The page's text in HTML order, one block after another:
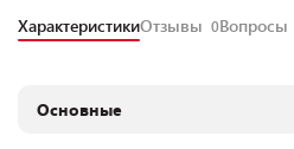
ХарактеристикиОтзывы 0Вопросы
Основные